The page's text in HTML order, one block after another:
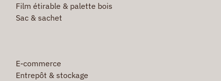
Film étirable & palette bois
Sac & sachet
E-commerce
Entrepôt & stockage